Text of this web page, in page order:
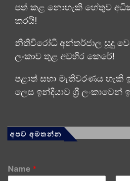
පත් කළ නොහැකි හේතුව
කරයි!
නීතිවිරෝධී අන්තර්ජාල සූදු
ලංකාව තුළ අවහිර කෙරේ!
පළාත් සභා මැතිවරණය
ලෙස ඉන්දියාව ශ්‍රී ලංකාවෙන්
අපව අමතන්න
Name *